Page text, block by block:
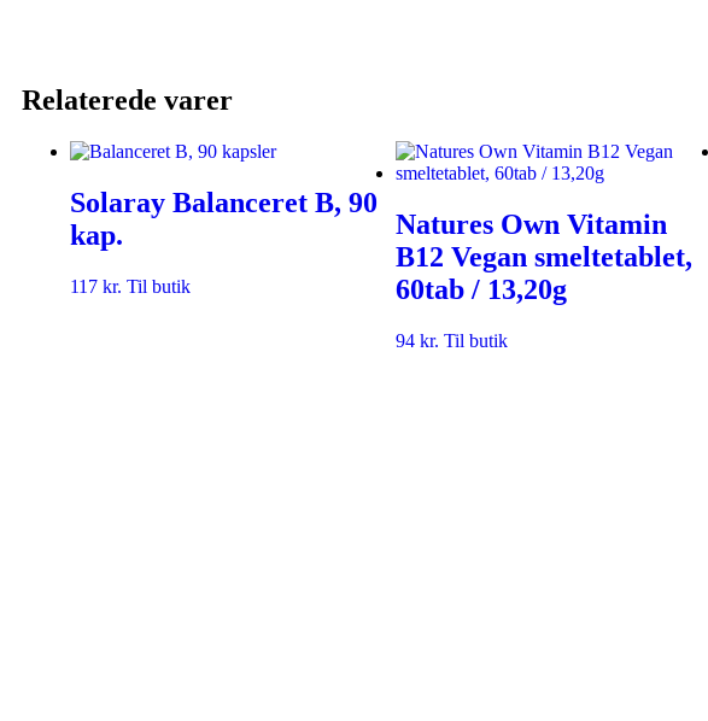
Relaterede varer
Solaray Balanceret B, 90
kap.
117 kr. Til butik
Natures Own Vitamin
B12 Vegan smeltetablet,
60tab / 13,20g
94 kr. Til butik